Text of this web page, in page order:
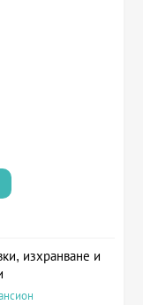
изхранване и